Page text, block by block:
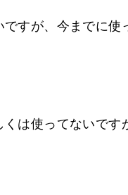
すが、今までに使
は使ってないで